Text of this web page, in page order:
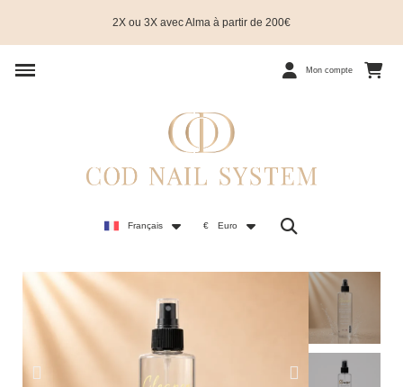
2X ou 3X avec Alma à partir de 200€
Mon compte
Français € Euro